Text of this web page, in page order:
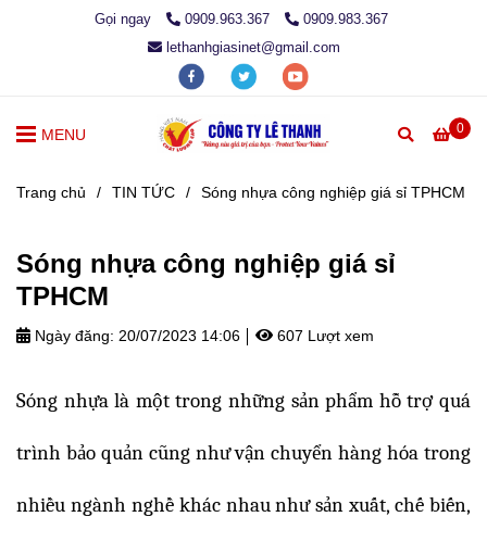
Gọi ngay 0909.963.367
0909.983.367
lethanhgiasinet@gmail.com
0
MENU
Trang chủ / TIN TỨC / Sóng nhựa công nghiệp giá sỉ TPHCM
Sóng nhựa công nghiệp giá sỉ
TPHCM
Ngày đăng: 20/07/2023 14:06 607 Lượt xem
Sóng nhựa là một trong những sản phẩm hỗ trợ quá
trình bảo quản cũng như vận chuyển hàng hóa trong
nhiều ngành nghề khác nhau như sản xuất, chế biến,